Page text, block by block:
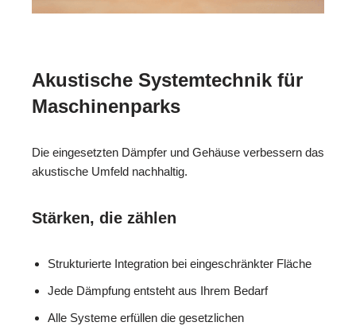
Akustische Systemtechnik für
Maschinenparks
Die eingesetzten Dämpfer und Gehäuse verbessern das
akustische Umfeld nachhaltig.
Stärken, die zählen
Strukturierte Integration bei eingeschränkter Fläche
Jede Dämpfung entsteht aus Ihrem Bedarf
Alle Systeme erfüllen die gesetzlichen